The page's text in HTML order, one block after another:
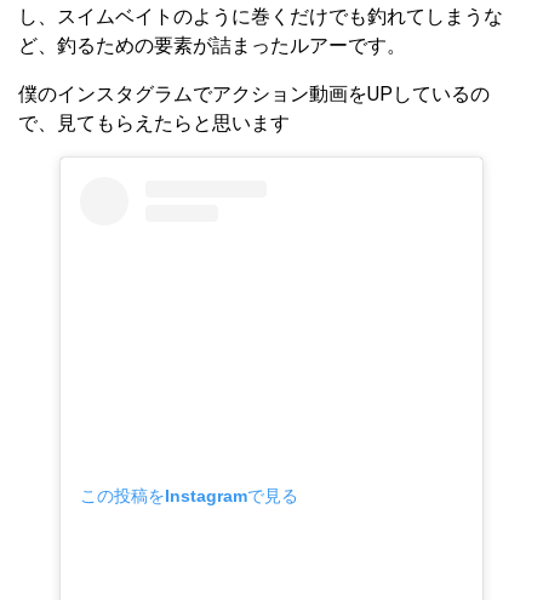
し、スイムベイトのように巻くだけでも釣れてしまうな
ど、釣るための要素が詰まったルアーです。
僕のインスタグラムでアクション動画をUPしているの
で、見てもらえたらと思います
この投稿をInstagramで見る